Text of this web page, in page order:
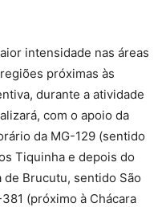
intensidade nas áreas
próximas às
durante a atividade
com o apoio da
da MG-129 (sentido
Tiquinha e depois do
Brucutu, sentido São
(próximo à Chácara